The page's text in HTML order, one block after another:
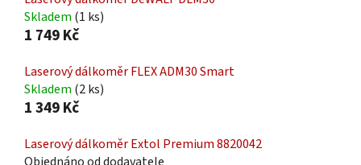
Skladem (1 ks)
1 749 Kč
Laserový dálkoměr FLEX ADM30 Smart
Skladem (2 ks)
1 349 Kč
Laserový dálkoměr Extol Premium 8820042
Objednáno od dodavatele